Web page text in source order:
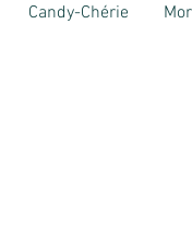
Candy-Chérie